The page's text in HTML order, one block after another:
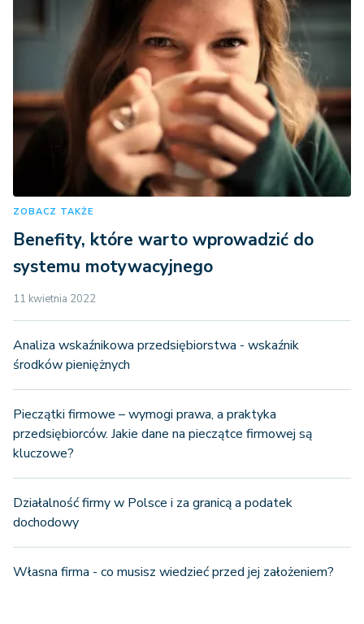
ZOBACZ TAKŻE
Benefity, które warto wprowadzić do
systemu motywacyjnego
11 kwietnia 2022
Analiza wskaźnikowa przedsiębiorstwa - wskaźnik
środków pieniężnych
Pieczątki firmowe – wymogi prawa, a praktyka
przedsiębiorców. Jakie dane na pieczątce firmowej są
kluczowe?
Działalność firmy w Polsce i za granicą a podatek
dochodowy
Własna firma - co musisz wiedzieć przed jej założeniem?